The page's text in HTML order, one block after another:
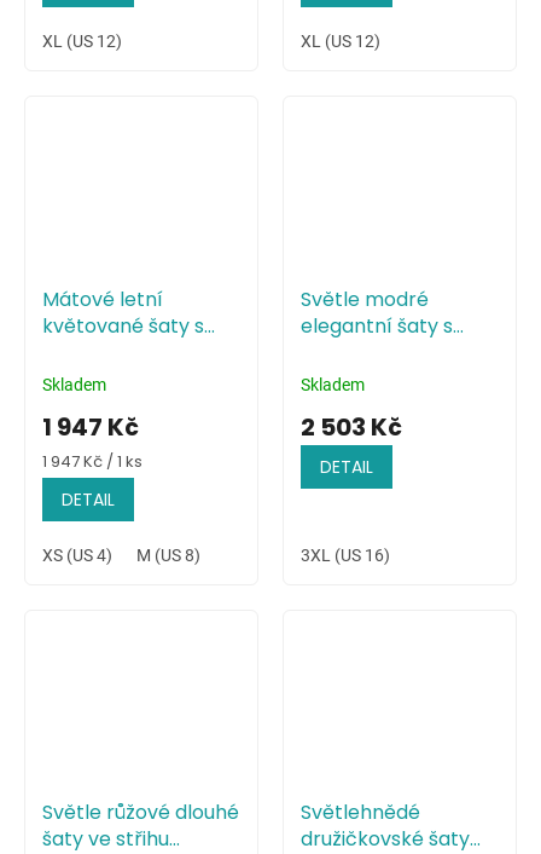
XL (US 12) XL (US 12)
Mátové letní
květované šaty s
Skladem
1 947 Kč
Měrná
cena:
1 947 Kč / 1 ks
DETAIL
XS (US 4) M (US 8)
Světle modré
elegantní šaty s
živůtkem
Skladem
2 503 Kč
DETAIL
3XL (US 16)
Světle růžové dlouhé
šaty ve střihu
Světlehnědé
družičkovské šaty